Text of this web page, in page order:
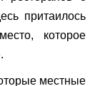
притаилось
которое
местные